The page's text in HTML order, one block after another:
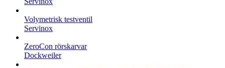
Volymetrisk testventil
Servinox
ZeroCon rörskarvar
Dockweiler